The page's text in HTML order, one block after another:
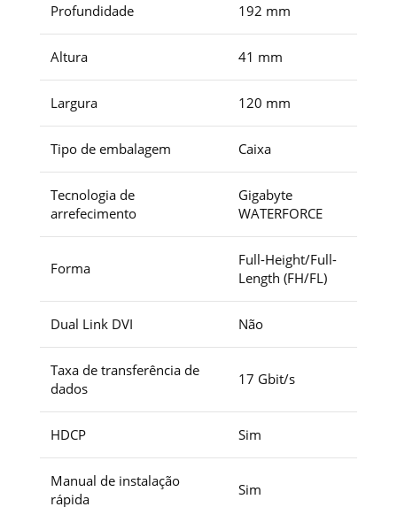
Profundidade 192 mm
Altura 41 mm
Largura 120 mm
Tipo de embalagem Caixa
Tecnologia de
arrefecimento
Gigabyte
WATERFORCE
Forma
Full-Height/Full-
Length (FH/FL)
Dual Link DVI Não
Taxa de transferência de
dados
17 Gbit/s
HDCP Sim
Manual de instalação
rápida
Sim